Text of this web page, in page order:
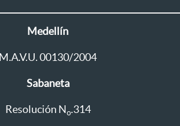
Medellín
M.A.V.U. 00130/2004
Sabaneta
Resolución N o.314